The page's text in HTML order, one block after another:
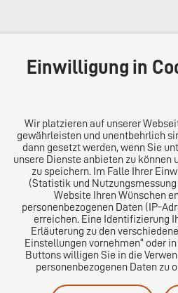
Über uns
Das Kanzlei-
Aus Europa für die
erfolgreichen
Einwilligung in
Wir platzieren auf unserer
gewährleisten und unentbehrlich
dann gesetzt werden, wenn Sie
unsere Dienste anbieten zu können
zu speichern. Im Falle Ihrer
(Statistik und
Website Ihren Wünschen
personenbezogenen Daten (IP-
erreichen. Eine Identifizierung
Erläuterung zu den
Einstellungen vornehmen“ oder
Buttons willigen Sie in die
personenbezogenen Daten zu